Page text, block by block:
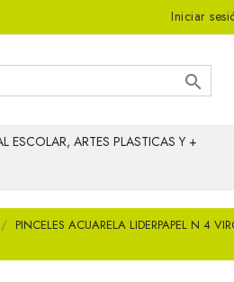
Iniciar

ESCOLAR, ARTES PLASTICAS Y +
PINCELES ACUARELA LIDERPAPEL N 4